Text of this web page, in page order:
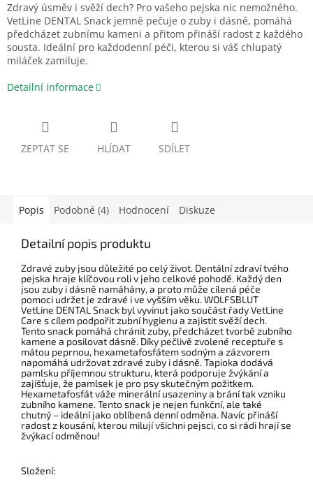
Zdravý úsměv i svěží dech? Pro vašeho pejska nic nemožného.
VetLine DENTAL Snack jemně pečuje o zuby i dásně, pomáhá
předcházet zubnímu kameni a přitom přináší radost z každého
sousta. Ideální pro každodenní péči, kterou si váš chlupatý
miláček zamiluje.
Detailní informace
ZEPTAT SE HLÍDAT SDÍLET
Popis Podobné (4) Hodnocení Diskuze
Detailní popis produktu
Zdravé zuby jsou důležité po celý život. Dentální zdraví tvého
pejska hraje klíčovou roli v jeho celkové pohodě. Každý den
jsou zuby i dásně namáhány, a proto může cílená péče
pomoci udržet je zdravé i ve vyšším věku. WOLFSBLUT
VetLine DENTAL Snack byl vyvinut jako součást řady VetLine
Care s cílem podpořit zubní hygienu a zajistit svěží dech.
Tento snack pomáhá chránit zuby, předcházet tvorbě zubního
kamene a posilovat dásně. Díky pečlivě zvolené receptuře s
mátou peprnou, hexametafosfátem sodným a zázvorem
napomáhá udržovat zdravé zuby i dásně. Tapioka dodává
pamlsku příjemnou strukturu, která podporuje žvýkání a
zajišťuje, že pamlsek je pro psy skutečným požitkem.
Hexametafosfát váže minerální usazeniny a brání tak vzniku
zubního kamene. Tento snack je nejen funkční, ale také
chutný – ideální jako oblíbená denní odměna. Navíc přináší
radost z kousání, kterou milují všichni pejsci, co si rádi hrají se
žvýkací odměnou!
Složení: